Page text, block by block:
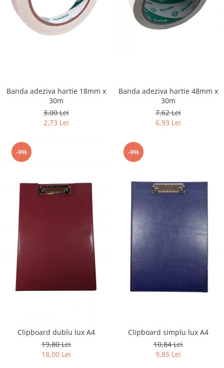
Banda adeziva hartie 18mm x
30m
3,00 Lei
2,73 Lei
Banda adeziva hartie 48mm x
30m
7,62 Lei
6,93 Lei
-9%
Clipboard dublu lux A4
19,80 Lei
18,00 Lei
-9%
Clipboard simplu lux A4
10,84 Lei
9,85 Lei